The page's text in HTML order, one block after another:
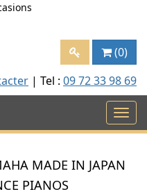
(0)
| Tel : 09 72 33 98 69
MADE IN JAPAN
PIANOS